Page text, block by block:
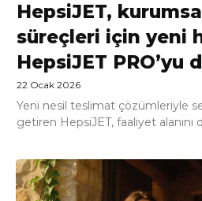
HepsiJET,
süreçleri için yeni
HepsiJET PRO’yu
22 Ocak 2026
Yeni nesil teslimat çözümleriyle
getiren HepsiJET, faaliyet alanını